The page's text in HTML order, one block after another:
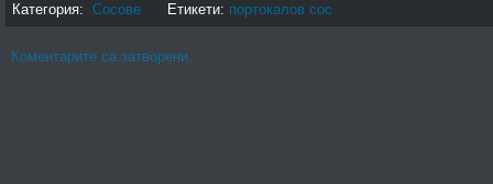
Категория: Сосове Етикети: портокалов сос
Коментарите са затворени.